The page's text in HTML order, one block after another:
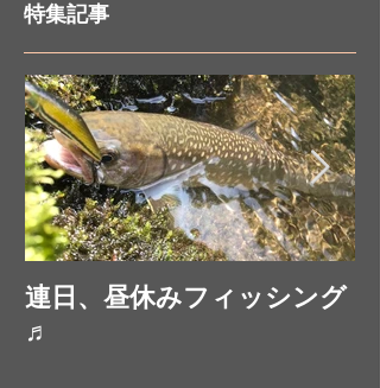
特集記事
連日、昼休みフィッシング
♬